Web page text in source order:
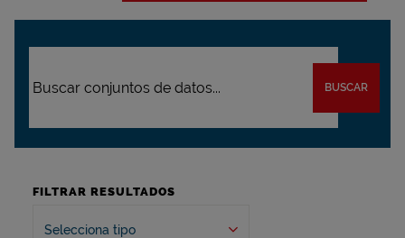
BUSCAR
FILTRAR RESULTADOS
Selecciona tipo